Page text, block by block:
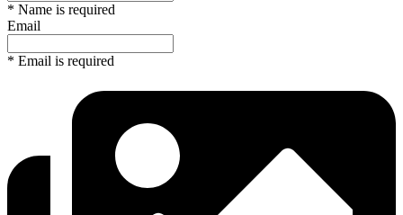
* Name is required
Email
* Email is required